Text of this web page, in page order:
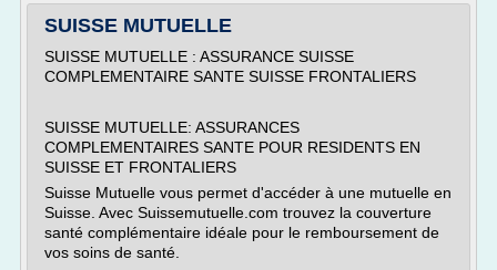
SUISSE MUTUELLE
SUISSE MUTUELLE : ASSURANCE SUISSE
COMPLEMENTAIRE SANTE SUISSE FRONTALIERS
SUISSE MUTUELLE: ASSURANCES
COMPLEMENTAIRES SANTE POUR RESIDENTS EN
SUISSE ET FRONTALIERS
Suisse Mutuelle vous permet d'accéder à une mutuelle en
Suisse. Avec Suissemutuelle.com trouvez la couverture
santé complémentaire idéale pour le remboursement de
vos soins de santé.